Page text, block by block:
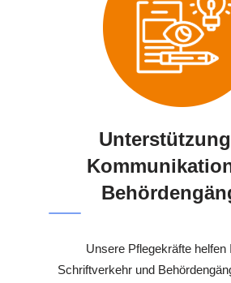
Unsere Pflegekräfte helfen
Schriftverkehr und